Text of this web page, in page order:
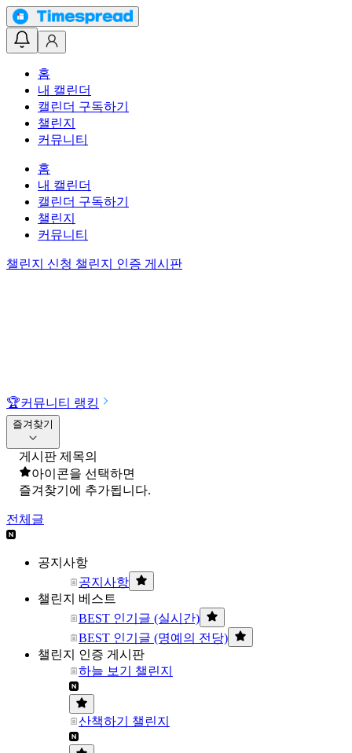
홈
내 캘린더
캘린더 구독하기
챌린지
커뮤니티
홈
내 캘린더
캘린더 구독하기
챌린지
커뮤니티
챌린지 신청 챌린지 인증 게시판
🏆커뮤니티 랭킹
즐겨찾기
게시판 제목의
아이콘을 선택하면
즐겨찾기에 추가됩니다.
전체글
공지사항
공지사항
챌린지 베스트
BEST 인기글 (실시간)
BEST 인기글 (명예의 전당)
챌린지 인증 게시판
하늘 보기 챌린지
산책하기 챌린지